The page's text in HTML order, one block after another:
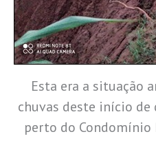
Esta era a situação
chuvas deste início de
perto do Condomínio